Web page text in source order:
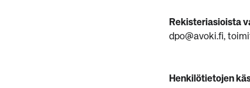
Rekisteriasioista
dpo@avoki.fi,
Henkilötietojen